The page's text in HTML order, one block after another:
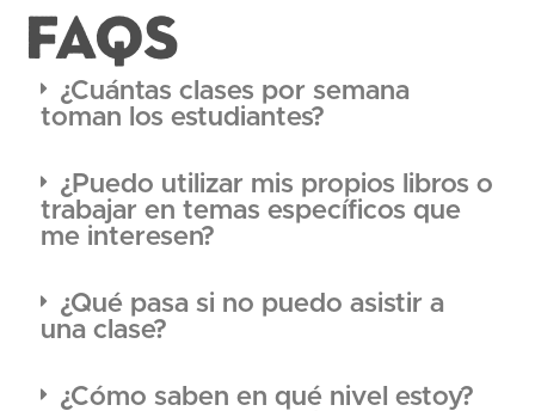
FAQS
¿Cuántas clases por semana
toman los estudiantes?
¿Puedo utilizar mis propios libros o
trabajar en temas específicos que
me interesen?
¿Qué pasa si no puedo asistir a
una clase?
¿Cómo saben en qué nivel estoy?